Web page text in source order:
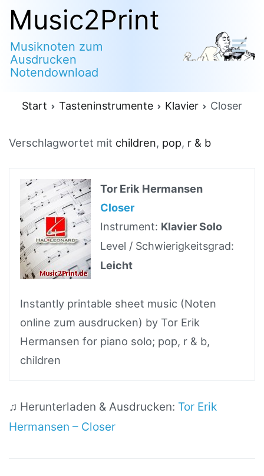
Zum
Inhalt
springen
Music2Print
Musiknoten zum
Ausdrucken
Notendownload
Start Tasteninstrumente Klavier Closer
Verschlagwortet mit children, pop, r & b
Tor Erik Hermansen
Closer
Instrument: Klavier Solo
Level / Schwierigkeitsgrad:
Leicht
Instantly printable sheet music (Noten
online zum ausdrucken) by Tor Erik
Hermansen for piano solo; pop, r & b,
children
♫ Herunterladen & Ausdrucken: Tor Erik
Hermansen – Closer